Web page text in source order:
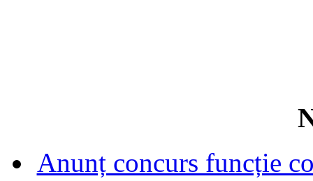
Anunț concurs funcție